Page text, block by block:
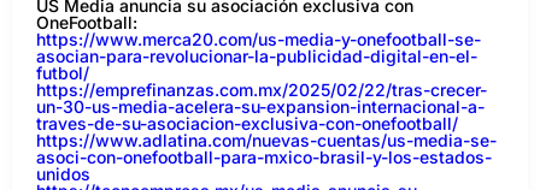
US Media anuncia su asociación exclusiva con
OneFootball:
https://www.merca20.com/us-media-y-onefootball-se-
asocian-para-revolucionar-la-publicidad-digital-en-el-
futbol/
https://emprefinanzas.com.mx/2025/02/22/tras-crecer-
un-30-us-media-acelera-su-expansion-internacional-a-
traves-de-su-asociacion-exclusiva-con-onefootball/
https://www.adlatina.com/nuevas-cuentas/us-media-se-
asoci-con-onefootball-para-mxico-brasil-y-los-estados-
unidos